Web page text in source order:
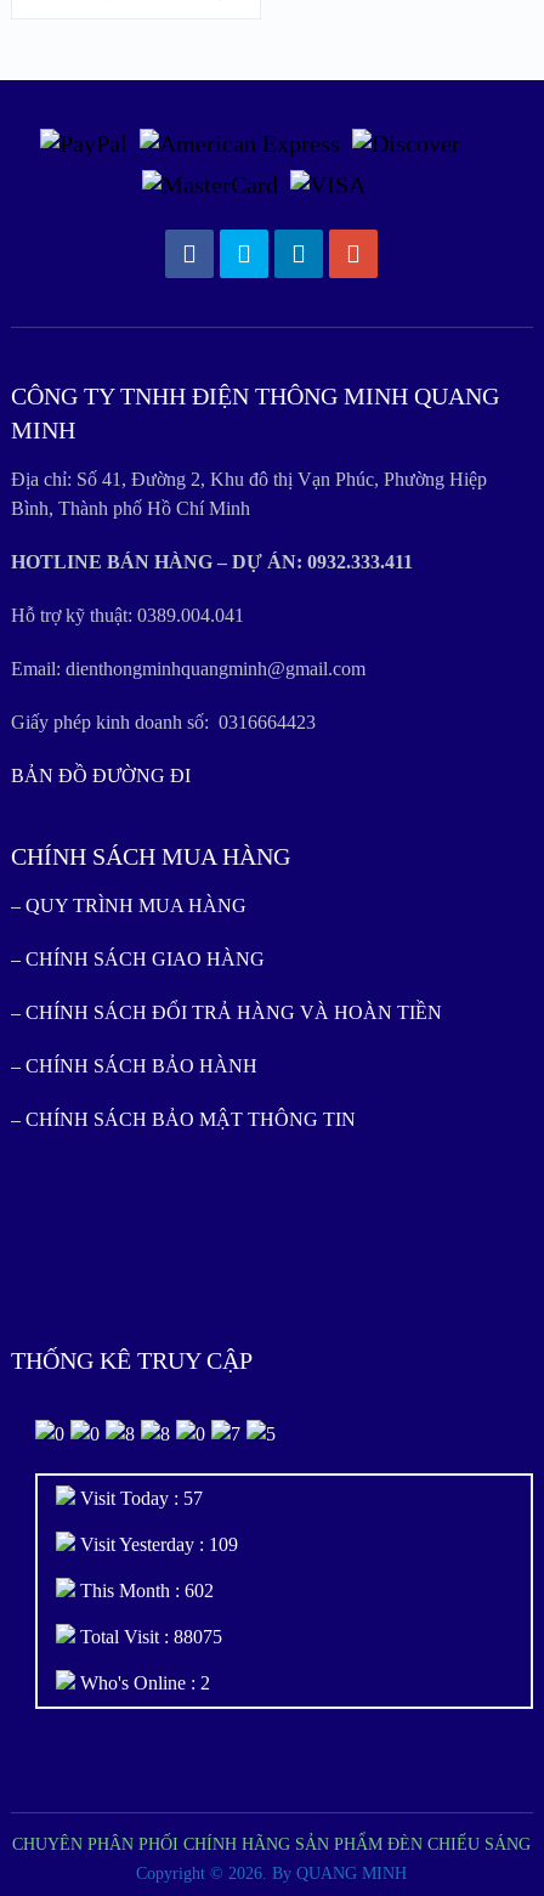
CÔNG TY TNHH ĐIỆN THÔNG MINH QUANG
MINH
Địa chỉ: Số 41, Đường 2, Khu đô thị Vạn Phúc, Phường Hiệp
Bình, Thành phố Hồ Chí Minh
HOTLINE BÁN HÀNG – DỰ ÁN: 0932.333.411
Hỗ trợ kỹ thuật: 0389.004.041
Email: dienthongminhquangminh@gmail.com
Giấy phép kinh doanh số: 0316664423
BẢN ĐỒ ĐƯỜNG ĐI
CHÍNH SÁCH MUA HÀNG
– QUY TRÌNH MUA HÀNG
– CHÍNH SÁCH GIAO HÀNG
– CHÍNH SÁCH ĐỔI TRẢ HÀNG VÀ HOÀN TIỀN
– CHÍNH SÁCH BẢO HÀNH
– CHÍNH SÁCH BẢO MẬT THÔNG TIN
THỐNG KÊ TRUY CẬP
Visit Today : 57
Visit Yesterday : 109
This Month : 602
Total Visit : 88075
Who's Online : 2
CHUYÊN PHÂN PHỐI CHÍNH HÃNG SẢN PHẨM ĐÈN CHIẾU SÁNG
Copyright © 2026. By QUANG MINH